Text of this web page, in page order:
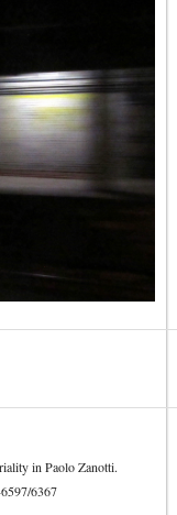
in Paolo Zanotti.
6367